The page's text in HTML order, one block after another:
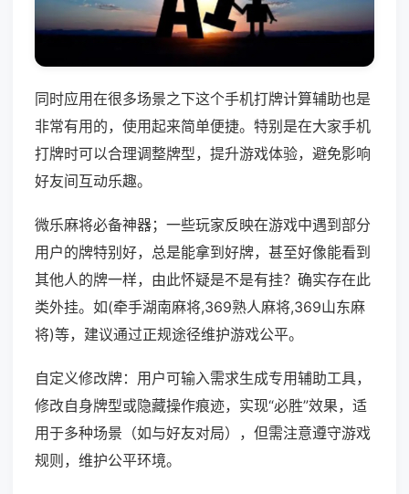
同时应用在很多场景之下这个手机打牌计算辅助也是
非常有用的，使用起来简单便捷。特别是在大家手机
打牌时可以合理调整牌型，提升游戏体验，避免影响
好友间互动乐趣。
微乐麻将必备神器；一些玩家反映在游戏中遇到部分
用户的牌特别好，总是能拿到好牌，甚至好像能看到
其他人的牌一样，由此怀疑是不是有挂？确实存在此
类外挂。如(牵手湖南麻将,369熟人麻将,369山东麻
将)等，建议通过正规途径维护游戏公平。
自定义修改牌：用户可输入需求生成专用辅助工具，
修改自身牌型或隐藏操作痕迹，实现“必胜”效果，适
用于多种场景（如与好友对局），但需注意遵守游戏
规则，维护公平环境。